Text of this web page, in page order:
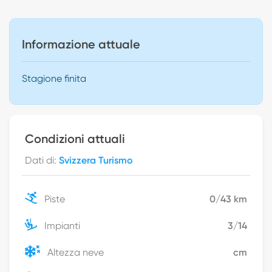
Informazione attuale
Stagione finita
Condizioni attuali
Dati di: Svizzera Turismo
Piste 0/43 km
Impianti 3/14
Altezza neve cm